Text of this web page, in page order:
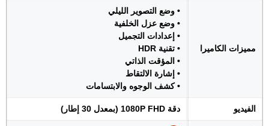
مميزات الكاميرا
• وضع التصوير الليلي
• وضع عزل الخلفية
• إعدادات التجميل
• تقنية HDR
• المؤقت الذاتي
• إشارة الالتقاط
• كشف الوجوه والابتسامات
الفيديو دقة 1080P FHD (بمعدل 30 إطار)